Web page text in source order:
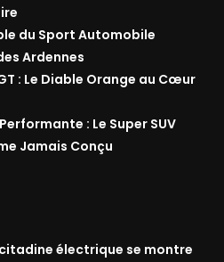
du Sport Automobile
Ardennes
: Le Diable Orange au Cœur
: Le Super SUV
Jamais Conçu
électrique se montre